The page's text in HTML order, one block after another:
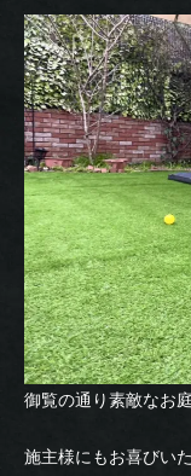
御覧の通り素敵なお
施主様にもお喜びい